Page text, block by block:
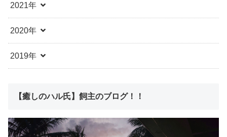
2021年
2020年
2019年
【癒しのハル氏】飼主のブログ！！